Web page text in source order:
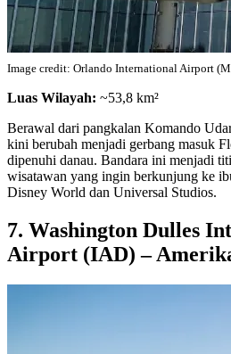
Image credit: Orlando International Airport
Luas Wilayah: ~53,8 km²
Berawal dari pangkalan Komando
kini berubah menjadi gerbang masuk
dipenuhi danau. Bandara ini menjadi
wisatawan yang ingin berkunjung ke
Disney World dan Universal Studios.
7. Washington Dulles
Airport (IAD) –